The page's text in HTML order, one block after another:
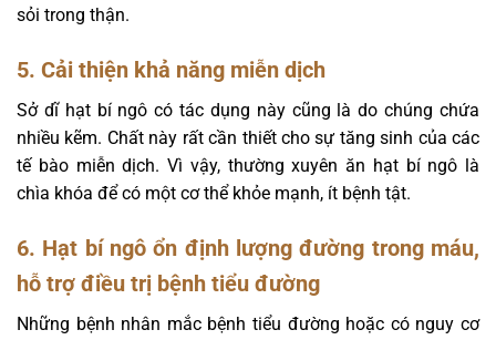
sỏi trong thận.
5. Cải thiện khả năng miễn dịch
Sở dĩ hạt bí ngô có tác dụng này cũng là do chúng chứa
nhiều kẽm. Chất này rất cần thiết cho sự tăng sinh của các
tế bào miễn dịch. Vì vậy, thường xuyên ăn hạt bí ngô là
chìa khóa để có một cơ thể khỏe mạnh, ít bệnh tật.
6. Hạt bí ngô ổn định lượng đường trong máu,
hỗ trợ điều trị bệnh tiểu đường
Những bệnh nhân mắc bệnh tiểu đường hoặc có nguy cơ